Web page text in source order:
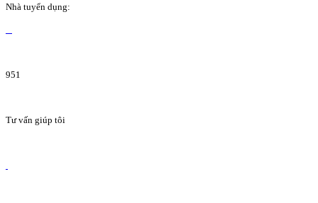
Nhà tuyển dụng:
951
Tư vấn giúp tôi